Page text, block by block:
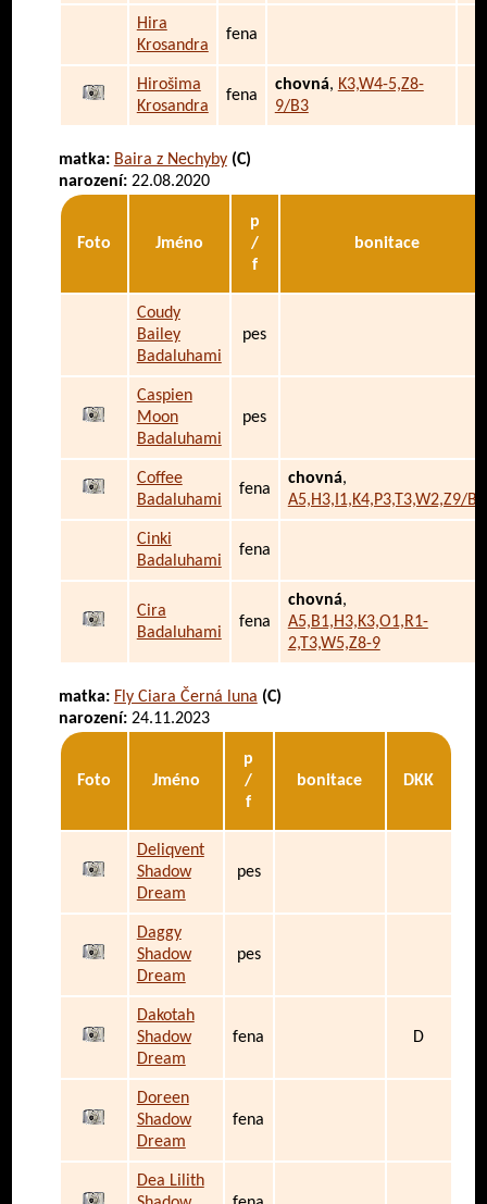
Hira
Krosandra
fena
Hirošima
Krosandra
fena
chovná, K3,W4-5,Z8-
9/B3
matka: Baira z Nechyby (C)
narození: 22.08.2020
Foto Jméno
p
/
f
bonitace
Coudy
Bailey
Badaluhami
pes
Caspien
Moon
Badaluhami
pes
Coffee
Badaluhami
fena
chovná,
A5,H3,I1,K4,P3,T3,W2,Z9/B2
Cinki
Badaluhami
fena
Cira
Badaluhami
fena
chovná,
A5,B1,H3,K3,O1,R1-
2,T3,W5,Z8-9
matka: Fly Ciara Černá luna (C)
narození: 24.11.2023
Foto Jméno
p
/
f
bonitace DKK
Deliqvent
Shadow
Dream
pes
Daggy
Shadow
Dream
pes
Dakotah
Shadow
Dream
fena D
Doreen
Shadow
Dream
fena
Dea Lilith